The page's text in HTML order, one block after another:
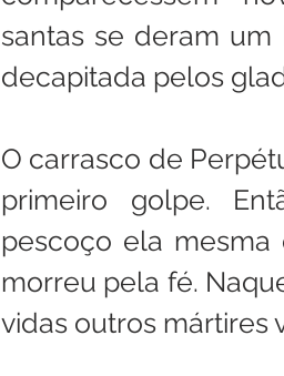
santas se deram
decapitada pelos
O carrasco de
primeiro golpe.
pescoço ela mesma
morreu pela fé.
vidas outros mártires